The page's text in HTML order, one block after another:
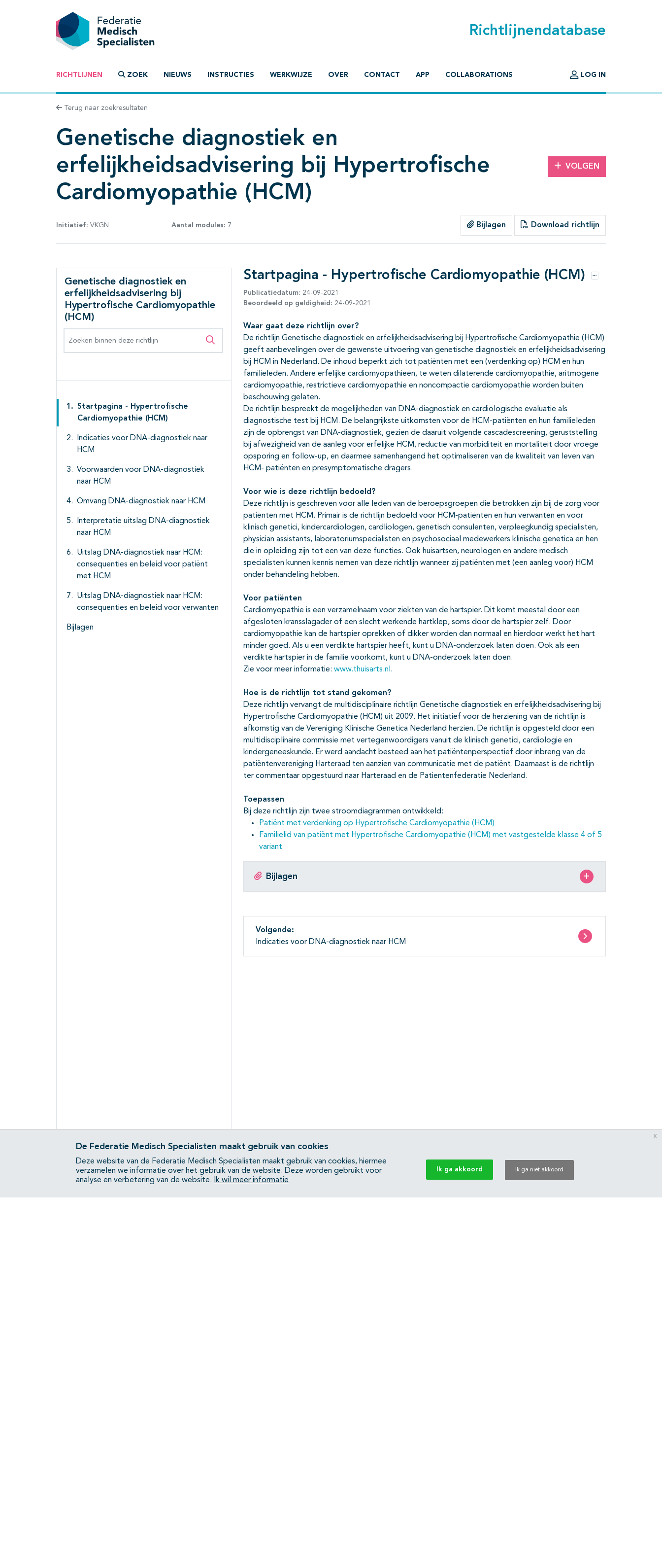
Richtlijnendatabase
RICHTLIJNEN ZOEK NIEUWS INSTRUCTIES WERKWIJZE OVER CONTACT APP COLLABORATIONS LOG IN
Terug naar zoekresultaten
Genetische diagnostiek en
erfelijkheidsadvisering bij Hypertrofische
Cardiomyopathie (HCM)
VOLGEN
Initiatief: VKGN Aantal modules: 7 Bijlagen Download richtlijn
Genetische diagnostiek en
erfelijkheidsadvisering bij
Hypertrofische Cardiomyopathie
(HCM)
Zoeken binnen deze richtlijn
Startpagina - Hypertrofische
Cardiomyopathie (HCM)
Indicaties voor DNA-diagnostiek naar
HCM
Voorwaarden voor DNA-diagnostiek
naar HCM
Omvang DNA-diagnostiek naar HCM
Interpretatie uitslag DNA-diagnostiek
naar HCM
Uitslag DNA-diagnostiek naar HCM:
consequenties en beleid voor patiënt
met HCM
Uitslag DNA-diagnostiek naar HCM:
consequenties en beleid voor verwanten
Bijlagen
Startpagina - Hypertrofische Cardiomyopathie (HCM) Opties
Publicatiedatum: 24-09-2021
Beoordeeld op geldigheid: 24-09-2021
Waar gaat deze richtlijn over?
De richtlijn Genetische diagnostiek en erfelijkheidsadvisering bij Hypertrofische Cardiomyopathie (HCM)
geeft aanbevelingen over de gewenste uitvoering van genetische diagnostiek en erfelijkheidsadvisering
bij HCM in Nederland. De inhoud beperkt zich tot patiënten met een (verdenking op) HCM en hun
familieleden. Andere erfelijke cardiomyopathieën, te weten dilaterende cardiomyopathie, aritmogene
cardiomyopathie, restrictieve cardiomyopathie en noncompactie cardiomyopathie worden buiten
beschouwing gelaten.
De richtlijn bespreekt de mogelijkheden van DNA-diagnostiek en cardiologische evaluatie als
diagnostische test bij HCM. De belangrijkste uitkomsten voor de HCM-patiënten en hun familieleden
zijn de opbrengst van DNA-diagnostiek, gezien de daaruit volgende cascadescreening, geruststelling
bij afwezigheid van de aanleg voor erfelijke HCM, reductie van morbiditeit en mortaliteit door vroege
opsporing en follow-up, en daarmee samenhangend het optimaliseren van de kwaliteit van leven van
HCM- patiënten en presymptomatische dragers.
Voor wie is deze richtlijn bedoeld?
Deze richtlijn is geschreven voor alle leden van de beroepsgroepen die betrokken zijn bij de zorg voor
patiënten met HCM. Primair is de richtlijn bedoeld voor HCM-patiënten en hun verwanten en voor
klinisch genetici, kindercardiologen, cardliologen, genetisch consulenten, verpleegkundig specialisten,
physician assistants, laboratoriumspecialisten en psychosociaal medewerkers klinische genetica en hen
die in opleiding zijn tot een van deze functies. Ook huisartsen, neurologen en andere medisch
specialisten kunnen kennis nemen van deze richtlijn wanneer zij patiënten met (een aanleg voor) HCM
onder behandeling hebben.
Voor patiënten
Cardiomyopathie is een verzamelnaam voor ziekten van de hartspier. Dit komt meestal door een
afgesloten kransslagader of een slecht werkende hartklep, soms door de hartspier zelf. Door
cardiomyopathie kan de hartspier oprekken of dikker worden dan normaal en hierdoor werkt het hart
minder goed. Als u een verdikte hartspier heeft, kunt u DNA-onderzoek laten doen. Ook als een
verdikte hartspier in de familie voorkomt, kunt u DNA-onderzoek laten doen.
Zie voor meer informatie: www.thuisarts.nl.
Hoe is de richtlijn tot stand gekomen?
Deze richtlijn vervangt de multidisciplinaire richtlijn Genetische diagnostiek en erfelijkheidsadvisering bij
Hypertrofische Cardiomyopathie (HCM) uit 2009. Het initiatief voor de herziening van de richtlijn is
afkomstig van de Vereniging Klinische Genetica Nederland herzien. De richtlijn is opgesteld door een
multidisciplinaire commissie met vertegenwoordigers vanuit de klinisch genetici, cardiologie en
kindergeneeskunde. Er werd aandacht besteed aan het patiëntenperspectief door inbreng van de
patiëntenvereniging Harteraad ten aanzien van communicatie met de patiënt. Daarnaast is de richtlijn
ter commentaar opgestuurd naar Harteraad en de Patientenfederatie Nederland.
Toepassen
Bij deze richtlijn zijn twee stroomdiagrammen ontwikkeld:
Patiënt met verdenking op Hypertrofische Cardiomyopathie (HCM)
Familielid van patiënt met Hypertrofische Cardiomyopathie (HCM) met vastgestelde klasse 4 of 5
variant
Bijlagen
Volgende:
Indicaties voor DNA-diagnostiek naar HCM
De Federatie Medisch Specialisten maakt gebruik van cookies
Deze website van de Federatie Medisch Specialisten maakt gebruik van cookies, hiermee
verzamelen we informatie over het gebruik van de website. Deze worden gebruikt voor
analyse en verbetering van de website.
Ik wil meer informatie
Ik ga akkoord Ik ga niet akkoord
x